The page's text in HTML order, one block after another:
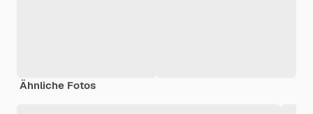
Ähnliche Fotos